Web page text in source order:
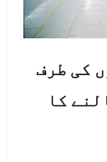
کی طرف
کا